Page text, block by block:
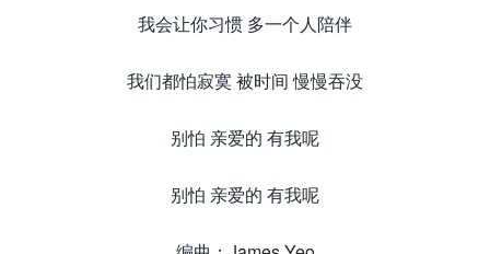
我会让你习惯 多一个人陪伴
我们都怕寂寞 被时间 慢慢吞没
别怕 亲爱的 有我呢
别怕 亲爱的 有我呢